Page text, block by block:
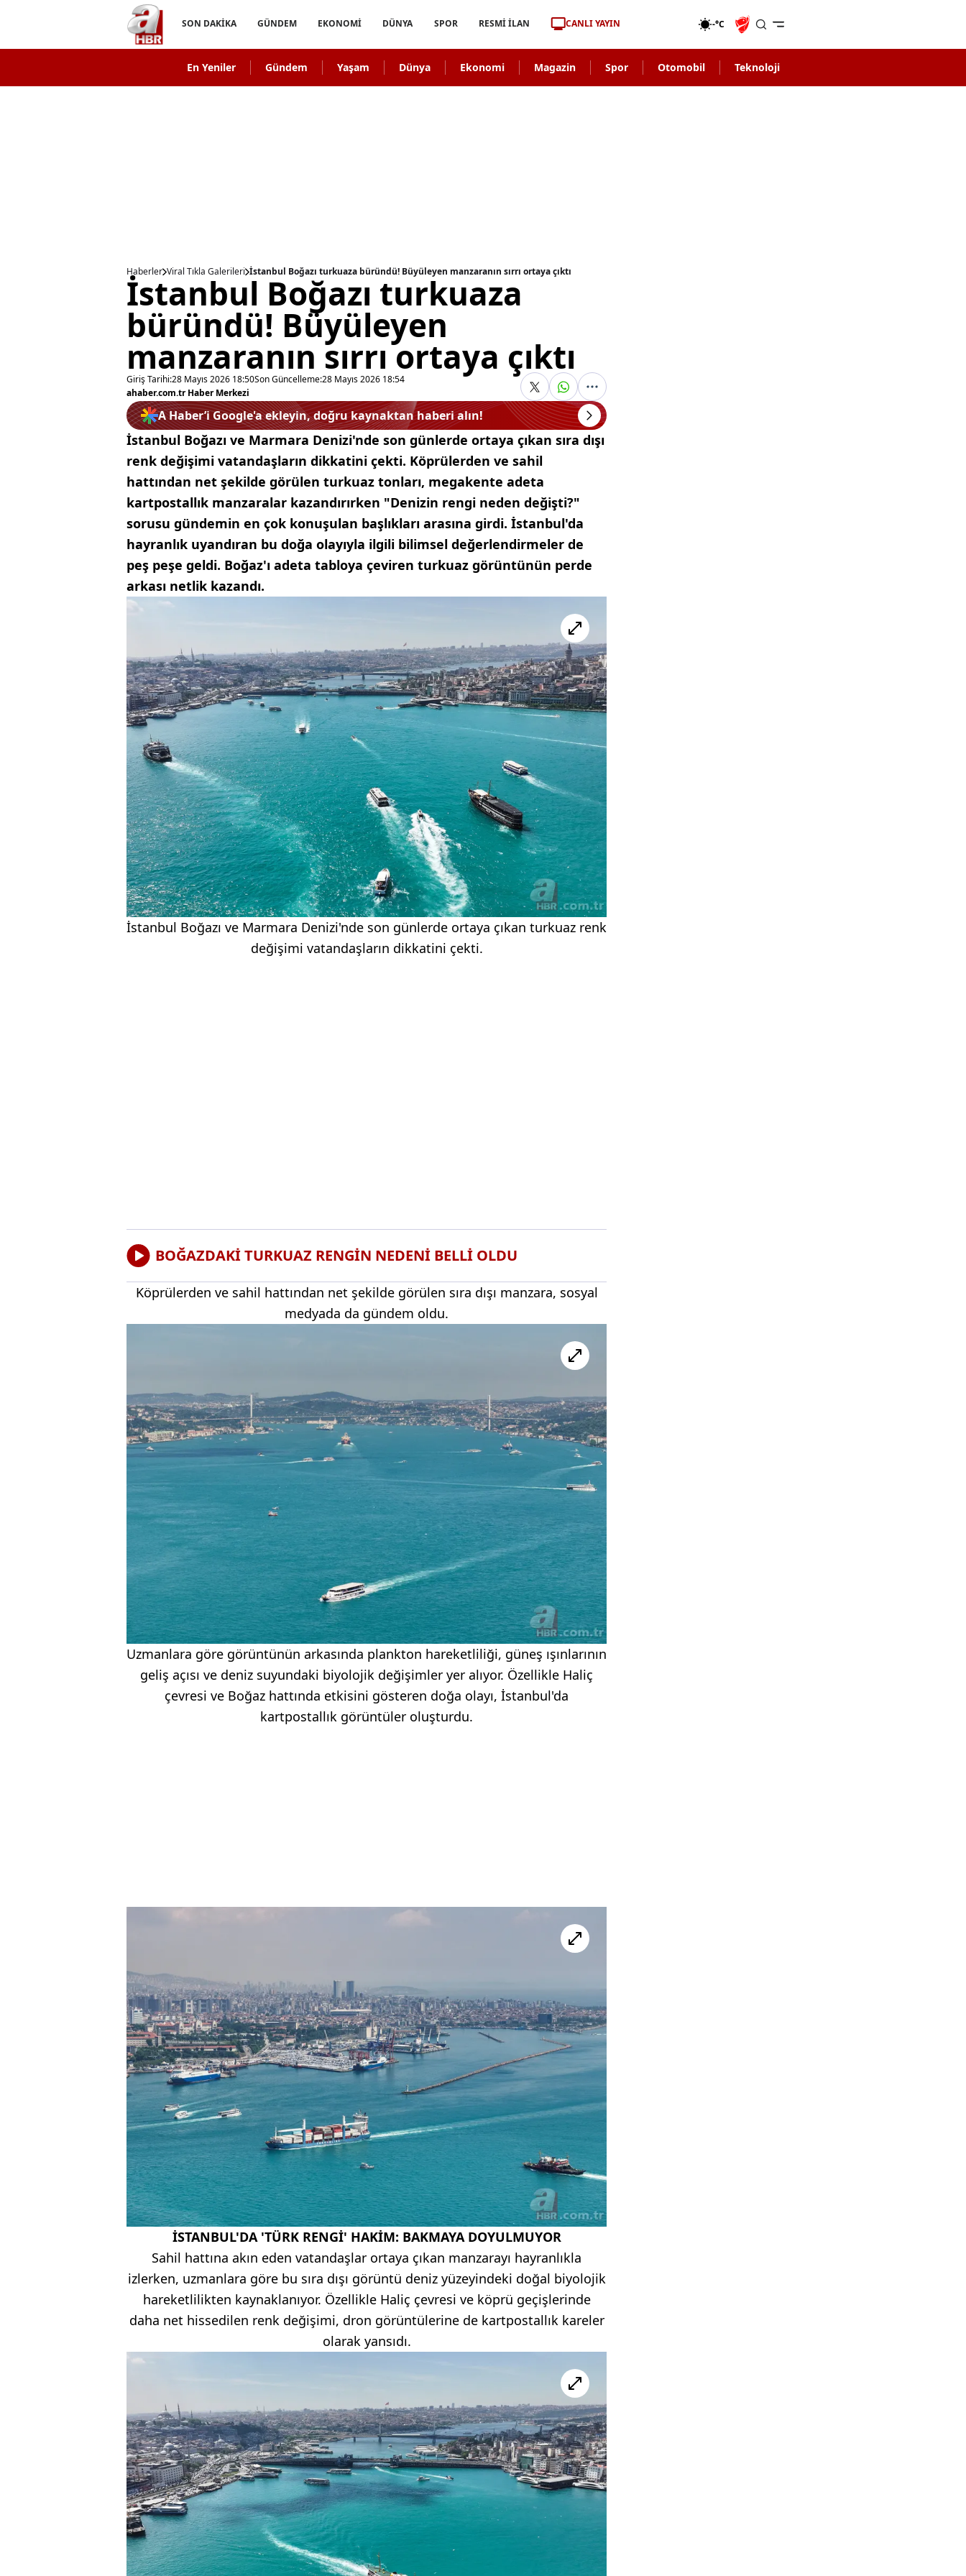
SON DAKİKA GÜNDEM EKONOMİ DÜNYA SPOR RESMİ İLAN CANLI YAYIN -°C
En Yeniler Gündem Yaşam Dünya Ekonomi Magazin Spor Otomobil Teknoloji
Haberler Viral Tıkla Galerileri İstanbul Boğazı turkuaza büründü! Büyüleyen manzaranın sırrı ortaya çıktı
İstanbul Boğazı turkuaza
büründü! Büyüleyen
manzaranın sırrı ortaya çıktı
Giriş Tarihi:28 Mayıs 2026 18:50Son Güncelleme:28 Mayıs 2026 18:54
ahaber.com.tr Haber Merkezi
A Haber’i Google'a ekleyin, doğru kaynaktan haberi alın!
İstanbul Boğazı ve Marmara Denizi'nde son günlerde ortaya çıkan sıra dışı
renk değişimi vatandaşların dikkatini çekti. Köprülerden ve sahil
hattından net şekilde görülen turkuaz tonları, megakente adeta
kartpostallık manzaralar kazandırırken "Denizin rengi neden değişti?"
sorusu gündemin en çok konuşulan başlıkları arasına girdi. İstanbul'da
hayranlık uyandıran bu doğa olayıyla ilgili bilimsel değerlendirmeler de
peş peşe geldi. Boğaz'ı adeta tabloya çeviren turkuaz görüntünün perde
arkası netlik kazandı.
İstanbul Boğazı ve Marmara Denizi'nde son günlerde ortaya çıkan turkuaz renk
değişimi vatandaşların dikkatini çekti.
BOĞAZDAKİ TURKUAZ RENGİN NEDENİ BELLİ OLDU
Köprülerden ve sahil hattından net şekilde görülen sıra dışı manzara, sosyal
medyada da gündem oldu.
Uzmanlara göre görüntünün arkasında plankton hareketliliği, güneş ışınlarının
geliş açısı ve deniz suyundaki biyolojik değişimler yer alıyor. Özellikle Haliç
çevresi ve Boğaz hattında etkisini gösteren doğa olayı, İstanbul'da
kartpostallık görüntüler oluşturdu.
İSTANBUL'DA 'TÜRK RENGİ' HAKİM: BAKMAYA DOYULMUYOR
Sahil hattına akın eden vatandaşlar ortaya çıkan manzarayı hayranlıkla
izlerken, uzmanlara göre bu sıra dışı görüntü deniz yüzeyindeki doğal biyolojik
hareketlilikten kaynaklanıyor. Özellikle Haliç çevresi ve köprü geçişlerinde
daha net hissedilen renk değişimi, dron görüntülerine de kartpostallık kareler
olarak yansıdı.